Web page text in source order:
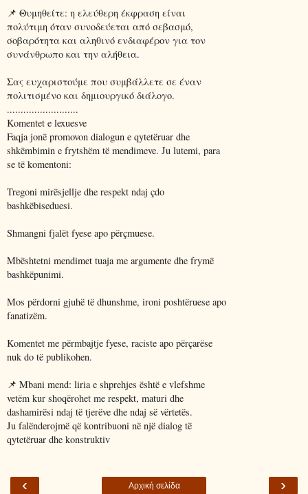
📌 Θυμηθείτε: η ελεύθερη έκφραση είναι
πολύτιμη όταν συνοδεύεται από σεβασμό,
σοβαρότητα και αληθινό ενδιαφέρον για τον
συνάνθρωπο και την αλήθεια.
Σας ευχαριστούμε που συμβάλλετε σε έναν
πολιτισμένο και δημιουργικό διάλογο.
..........................
Komentet e lexuesve
Faqja jonë promovon dialogun e qytetëruar dhe
shkëmbimin e frytshëm të mendimeve. Ju lutemi, para
se të komentoni:
Tregoni mirësjellje dhe respekt ndaj çdo
bashkëbiseduesi.
Shmangni fjalët fyese apo përçmuese.
Mbështetni mendimet tuaja me argumente dhe frymë
bashkëpunimi.
Mos përdorni gjuhë të dhunshme, ironi poshtëruese apo
fanatizëm.
Komentet me përmbajtje fyese, raciste apo përçarëse
nuk do të publikohen.
📌 Mbani mend: liria e shprehjes është e vlefshme
vetëm kur shoqërohet me respekt, maturi dhe
dashamirësi ndaj të tjerëve dhe ndaj së vërtetës.
Ju falënderojmë që kontribuoni në një dialog të
qytetëruar dhe konstruktiv
‹ ›
Αρχική σελίδα